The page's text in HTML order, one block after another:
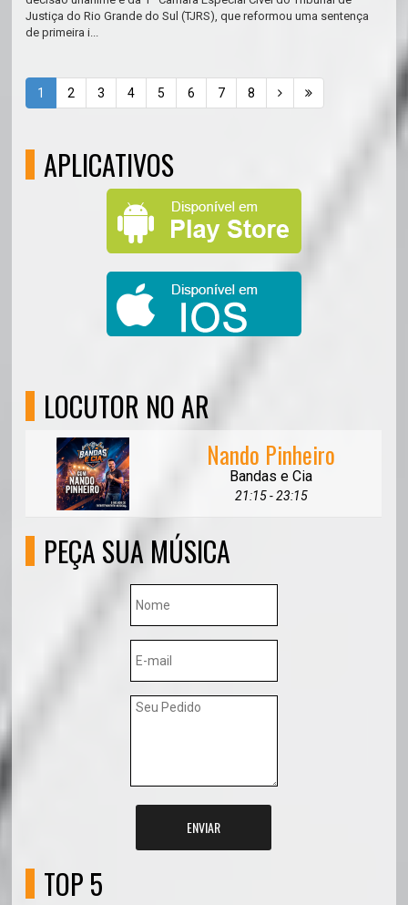
Justiça do Rio Grande do Sul (TJRS), que reformou uma sentença
de primeira i...
1 2 3 4 5 6 7 8
APLICATIVOS
LOCUTOR NO AR
Nando Pinheiro
Bandas e Cia
21:15 - 23:15
PEÇA SUA MÚSICA
ENVIAR
TOP 5